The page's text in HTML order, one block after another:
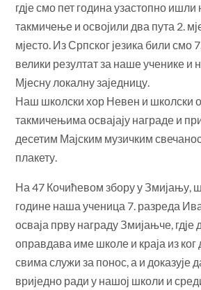
гдје смо пет година узастопно ишли
такмичење и освојили два пута 2.
мјесто. Из Српског језика били
велики резултат за наше ученике и
Мјесну локалну заједницу.
Наш школски хор Невен и школски
такмичењима освајају награде и
десетим Мајским музичким
плакету.
На 47 Кочићевом збору у Змијању,
године наша ученица 7. разреда
осваја прву награду Змијањче, гдје
оправдава име школе и краја из
свима служи за понос, а и доказује
вриједно ради у нашој школи и